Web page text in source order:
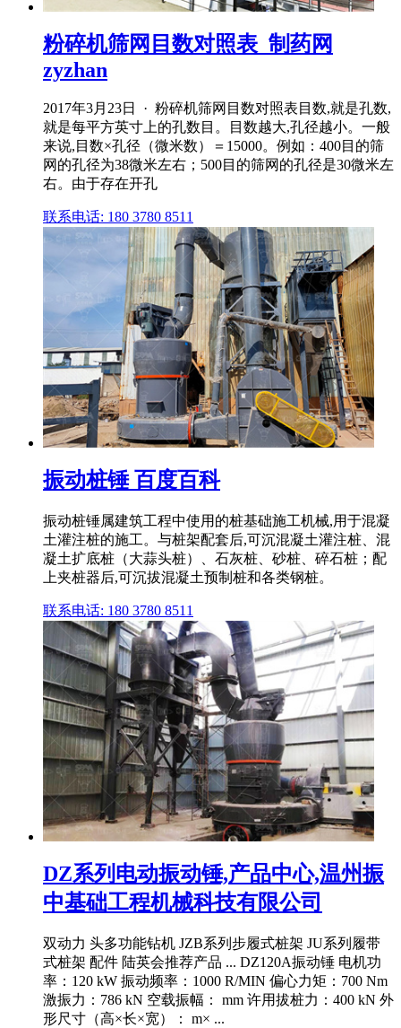
粉碎机筛网目数对照表_制药网
zyzhan
2017年3月23日 · 粉碎机筛网目数对照表目数,就是孔数,
就是每平方英寸上的孔数目。目数越大,孔径越小。一般
来说,目数×孔径（微米数）＝15000。例如：400目的筛
网的孔径为38微米左右；500目的筛网的孔径是30微米左
右。由于存在开孔
联系电话: 180 3780 8511
振动桩锤 百度百科
振动桩锤属建筑工程中使用的桩基础施工机械,用于混凝
土灌注桩的施工。与桩架配套后,可沉混凝土灌注桩、混
凝土扩底桩（大蒜头桩）、石灰桩、砂桩、碎石桩；配
上夹桩器后,可沉拔混凝土预制桩和各类钢桩。
联系电话: 180 3780 8511
DZ系列电动振动锤,产品中心,温州振
中基础工程机械科技有限公司
双动力 头多功能钻机 JZB系列步履式桩架 JU系列履带
式桩架 配件 陆英会推荐产品 ... DZ120A振动锤 电机功
率：120 kW 振动频率：1000 R/MIN 偏心力矩：700 Nm
激振力：786 kN 空载振幅： mm 许用拔桩力：400 kN 外
形尺寸（高×长×宽）： m× ...